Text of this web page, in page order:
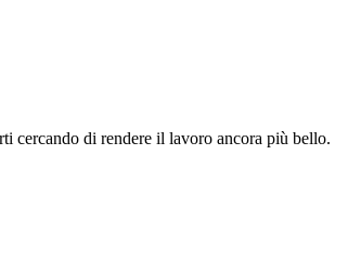
cercando di rendere il lavoro ancora più bello.